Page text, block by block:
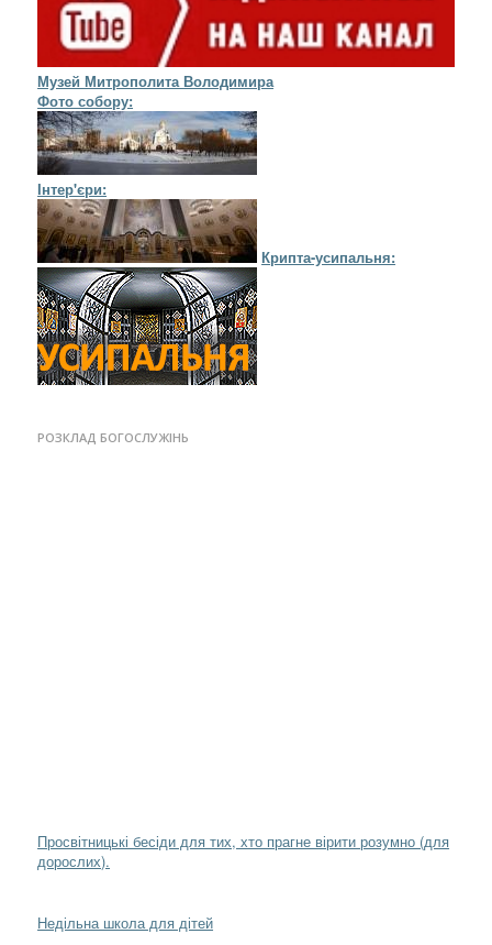
Музей Митрополита Володимира
Фото собору:
Інтер'єри:
Крипта-усипальня:
РОЗКЛАД БОГОСЛУЖІНЬ
Просвітницькі бесіди для тих, хто прагне вірити розумно (для
дорослих).
Недільна школа для дітей